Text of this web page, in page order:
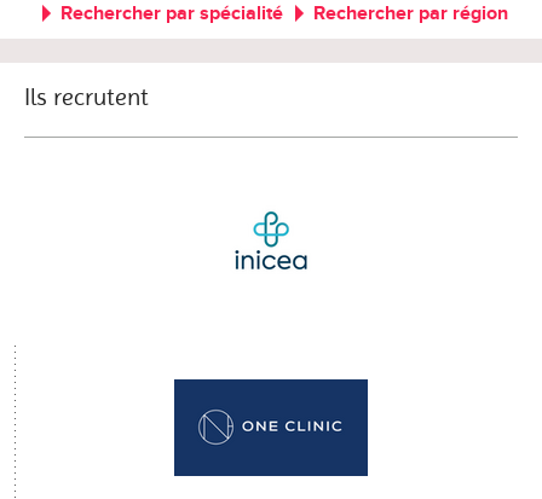
Rechercher par spécialité Rechercher par région
Ils recrutent